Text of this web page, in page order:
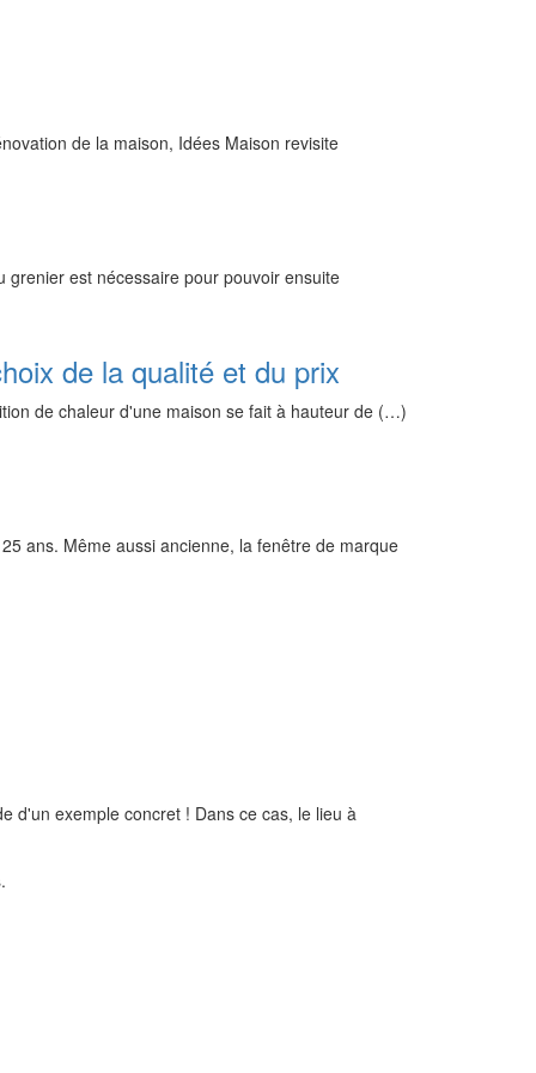
de la maison, Idées Maison revisite
est nécessaire pour pouvoir ensuite
de la qualité et du prix
de chaleur d'une maison se fait à hauteur de (…)
ans. Même aussi ancienne, la fenêtre de marque
d'un exemple concret ! Dans ce cas, le lieu à